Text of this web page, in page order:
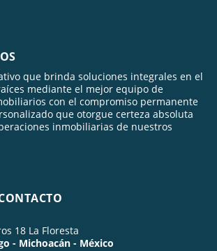
que brinda soluciones integrales en el
mediante el mejor equipo de
con el compromiso permanente
que otorgue certeza absoluta
inmobiliarias de nuestros
18 La Floresta
- Michoacán - México